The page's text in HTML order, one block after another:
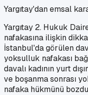
Yargıtay'dan emsal
Yargıtay 2. Hukuk
nafakasına ilişkin
İstanbul'da görülen
yoksulluk nafakası
davalı kadının yurt
ve boşanma sonrası
nafaka hükmünü